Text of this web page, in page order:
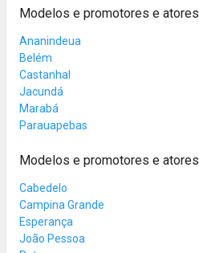
Modelos e promotores e
Ananindeua
Belém
Castanhal
Jacundá
Marabá
Parauapebas
Modelos e promotores e
Cabedelo
Campina Grande
Esperança
João Pessoa